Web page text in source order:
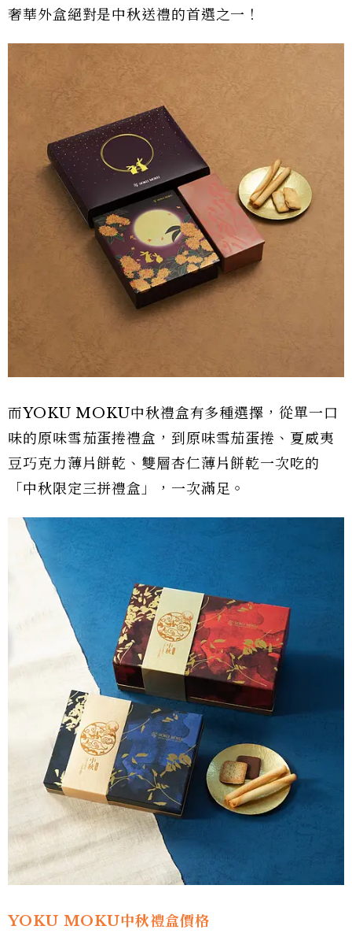
奢華外盒絕對是中秋送禮的首選之一！
而YOKU MOKU中秋禮盒有多種選擇，從單一口
味的原味雪茄蛋捲禮盒，到原味雪茄蛋捲、夏威夷
豆巧克力薄片餅乾、雙層杏仁薄片餅乾一次吃的
「中秋限定三拼禮盒」，一次滿足。
YOKU MOKU中秋禮盒價格